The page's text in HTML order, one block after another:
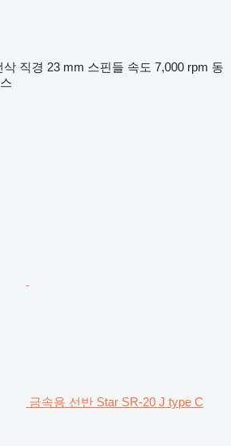
삭 직경 23 mm 스핀들 속도 7,000 rpm 동
금속용 선반 Star SR-20 J type C